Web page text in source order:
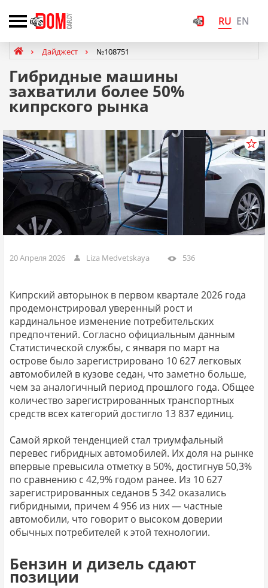
RU EN
Дайджест №108751
Гибридные машины
захватили более 50%
кипрского рынка
20 Апреля 2026 Liza Medvetskaya 536
Кипрский авторынок в первом квартале 2026 года
продемонстрировал уверенный рост и
кардинальное изменение потребительских
предпочтений. Согласно официальным данным
Статистической службы, с января по март на
острове было зарегистрировано 10 627 легковых
автомобилей в кузове седан, что заметно больше,
чем за аналогичный период прошлого года. Общее
количество зарегистрированных транспортных
средств всех категорий достигло 13 837 единиц.
Самой яркой тенденцией стал триумфальный
перевес гибридных автомобилей. Их доля на рынке
впервые превысила отметку в 50%, достигнув 50,3%
по сравнению с 42,9% годом ранее. Из 10 627
зарегистрированных седанов 5 342 оказались
гибридными, причем 4 956 из них — частные
автомобили, что говорит о высоком доверии
обычных потребителей к этой технологии.
Бензин и дизель сдают
позиции